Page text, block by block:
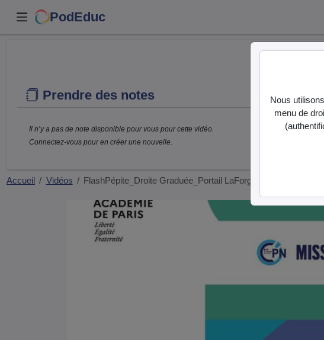
PodEduc
Prendre des notes
Il n’y a pas de note disponible pour vous pour cette vidéo.
Connectez-vous pour en créer une nouvelle.
Accueil Vidéos FlashPépite_Droite Graduée_Portail LaForge.m…
Nous
menu de